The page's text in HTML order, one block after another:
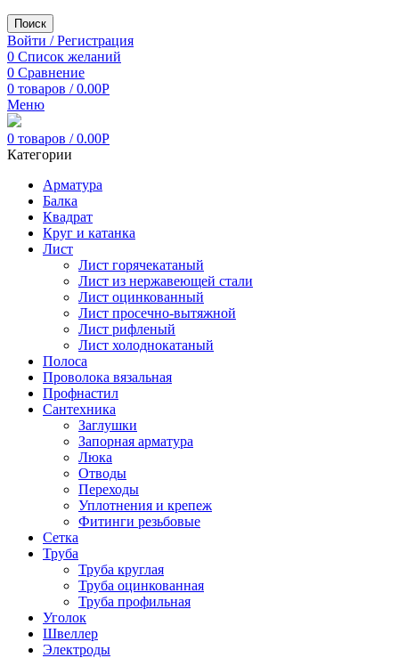
Поиск
Войти / Регистрация
0 Список желаний
0 Сравнение
0 товаров / 0.00Р
Меню
0 товаров / 0.00Р
Категории
Арматура
Балка
Квадрат
Круг и катанка
Лист
Лист горячекатаный
Лист из нержавеющей стали
Лист оцинкованный
Лист просечно-вытяжной
Лист рифленый
Лист холоднокатаный
Полоса
Проволока вязальная
Профнастил
Сантехника
Заглушки
Запорная арматура
Люка
Отводы
Переходы
Уплотнения и крепеж
Фитинги резьбовые
Сетка
Труба
Труба круглая
Труба оцинкованная
Труба профильная
Уголок
Швеллер
Электроды